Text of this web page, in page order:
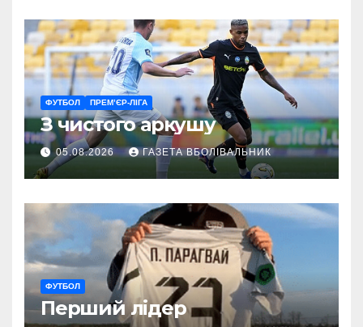
ФУТБОЛ ПРЕМ’ЄР-ЛІГА
З чистого аркушу
05.08.2026 ГАЗЕТА ВБОЛІВАЛЬНИК
ФУТБОЛ
Перший лідер